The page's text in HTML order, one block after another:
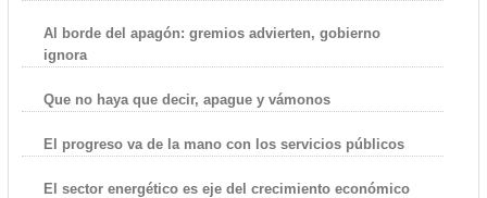
Al borde del apagón: gremios advierten, gobierno
ignora
Que no haya que decir, apague y vámonos
El progreso va de la mano con los servicios públicos
El sector energético es eje del crecimiento económico